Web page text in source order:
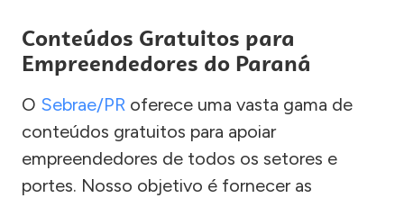
Conteúdos Gratuitos para
Empreendedores do Paraná
O Sebrae/PR oferece uma vasta gama de
conteúdos gratuitos para apoiar
empreendedores de todos os setores e
portes. Nosso objetivo é fornecer as